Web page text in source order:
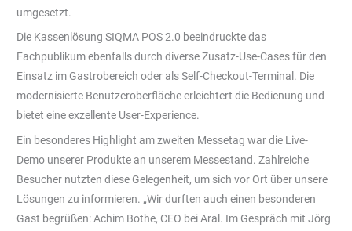
umgesetzt.
Die Kassenlösung SIQMA POS 2.0 beeindruckte das
Fachpublikum ebenfalls durch diverse Zusatz-Use-Cases für den
Einsatz im Gastrobereich oder als Self-Checkout-Terminal. Die
modernisierte Benutzeroberfläche erleichtert die Bedienung und
bietet eine exzellente User-Experience.
Ein besonderes Highlight am zweiten Messetag war die Live-
Demo unserer Produkte an unserem Messestand. Zahlreiche
Besucher nutzten diese Gelegenheit, um sich vor Ort über unsere
Lösungen zu informieren. „Wir durften auch einen besonderen
Gast begrüßen: Achim Bothe, CEO bei Aral. Im Gespräch mit Jörg